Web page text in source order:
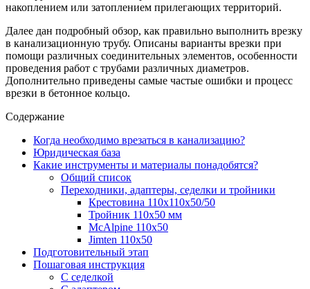
накоплением или затоплением прилегающих территорий.
Далее дан подробный обзор, как правильно выполнить врезку
в канализационную трубу. Описаны варианты врезки при
помощи различных соединительных элементов, особенности
проведения работ с трубами различных диаметров.
Дополнительно приведены самые частые ошибки и процесс
врезки в бетонное кольцо.
Содержание
Когда необходимо врезаться в канализацию?
Юридическая база
Какие инструменты и материалы понадобятся?
Общий список
Переходники, адаптеры, седелки и тройники
Крестовина 110х110х50/50
Тройник 110х50 мм
McAlpine 110х50
Jimten 110х50
Подготовительный этап
Пошаговая инструкция
С седелкой